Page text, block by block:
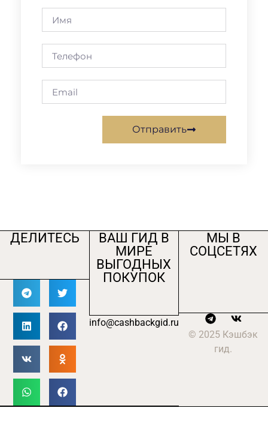
Отправить
ДЕЛИТЕСЬ
ВАШ ГИД В
МИРЕ
ВЫГОДНЫХ
ПОКУПОК
info@cashbackgid.ru
МЫ В
СОЦСЕТЯХ
© 2025 Кэшбэк
гид.